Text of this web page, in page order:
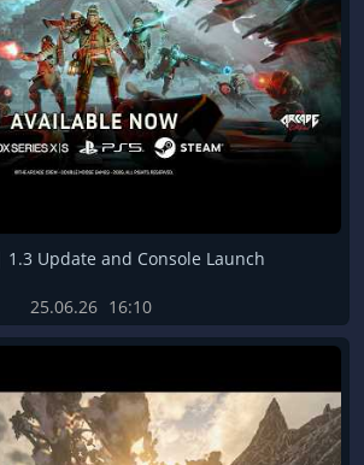
1.3 Update and Console Launch
25.06.26 16:10